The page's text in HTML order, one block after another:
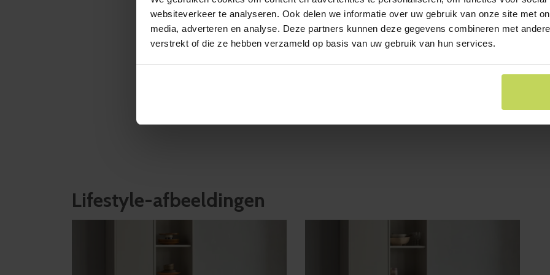
websiteverkeer te analyseren. Ook delen we informatie over uw gebruik van onze site met
media, adverteren en analyse. Deze partners kunnen deze gegevens combineren met
verstrekt of die ze hebben verzameld op basis van uw gebruik van hun services.
ongelukken
wordt in 3
aan de hand
Plaats voor
aan de
Lifestyle-afbeeldingen